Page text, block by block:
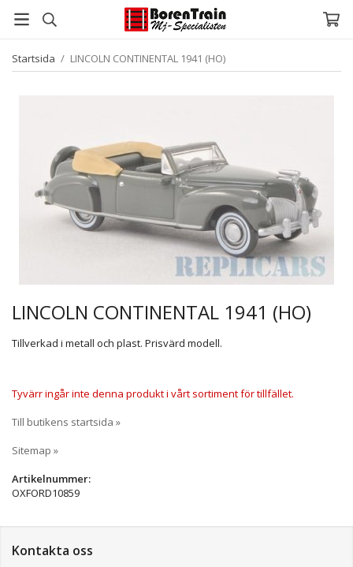
Startsida / LINCOLN CONTINENTAL 1941 (HO)
LINCOLN CONTINENTAL 1941 (HO)
Tillverkad i metall och plast. Prisvärd modell.
Tyvärr ingår inte denna produkt i vårt sortiment för tillfället.
Till butikens startsida »
Sitemap »
Artikelnummer:
OXFORD10859
Kontakta oss